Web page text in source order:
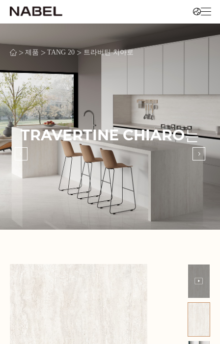
> 제품 > TANG 20 > 트라버틴 치아로
TRAVERTINE CHIARO는